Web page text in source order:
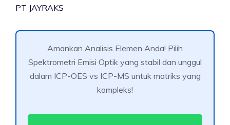
PT JAYRAKS
Amankan Analisis Elemen Anda! Pilih
Spektrometri Emisi Optik yang stabil dan unggul
dalam ICP-OES vs ICP-MS untuk matriks yang
kompleks!